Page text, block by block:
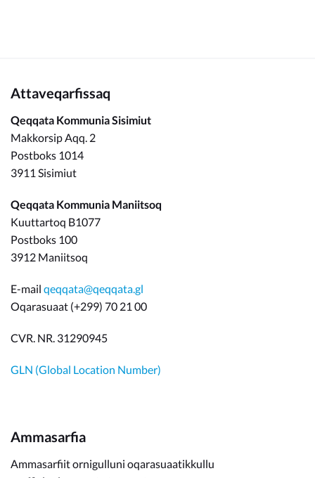
Attaveqarfissaq
Qeqqata Kommunia Sisimiut
Makkorsip Aqq. 2
Postboks 1014
3911 Sisimiut
Qeqqata Kommunia Maniitsoq
Kuuttartoq B1077
Postboks 100
3912 Maniitsoq
E-mail qeqqata@qeqqata.gl
Oqarasuaat (+299) 70 21 00
CVR. NR. 31290945
GLN (Global Location Number)
Ammasarfia
Ammasarfiit ornigulluni oqarasuaatikkullu